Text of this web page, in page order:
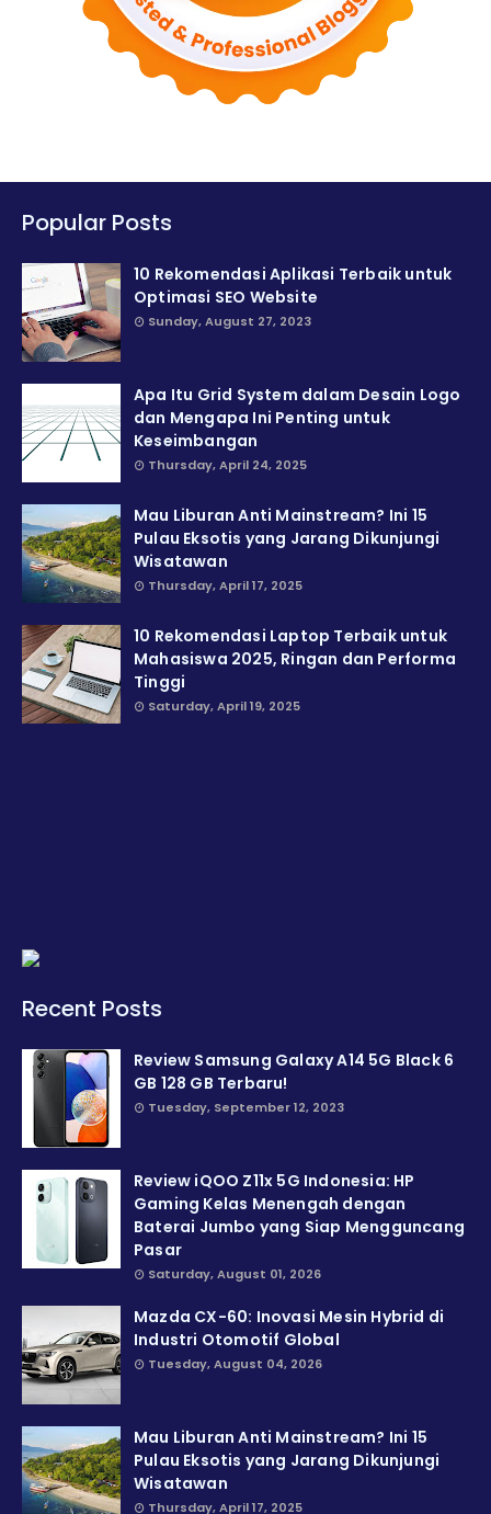
Popular Posts
10 Rekomendasi Aplikasi Terbaik untuk
Optimasi SEO Website
Sunday, August 27, 2023
Apa Itu Grid System dalam Desain Logo
dan Mengapa Ini Penting untuk
Keseimbangan
Thursday, April 24, 2025
Mau Liburan Anti Mainstream? Ini 15
Pulau Eksotis yang Jarang Dikunjungi
Wisatawan
Thursday, April 17, 2025
10 Rekomendasi Laptop Terbaik untuk
Mahasiswa 2025, Ringan dan Performa
Tinggi
Saturday, April 19, 2025
Recent Posts
Review Samsung Galaxy A14 5G Black 6
GB 128 GB Terbaru!
Tuesday, September 12, 2023
Review iQOO Z11x 5G Indonesia: HP
Gaming Kelas Menengah dengan
Baterai Jumbo yang Siap Mengguncang
Pasar
Saturday, August 01, 2026
Mazda CX-60: Inovasi Mesin Hybrid di
Industri Otomotif Global
Tuesday, August 04, 2026
Mau Liburan Anti Mainstream? Ini 15
Pulau Eksotis yang Jarang Dikunjungi
Wisatawan
Thursday, April 17, 2025